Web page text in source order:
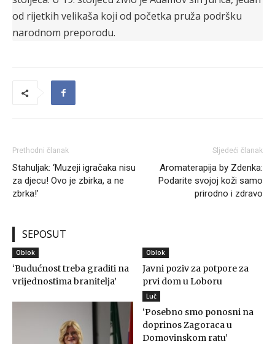
od rijetkih velikaša koji od početka pruža podršku
narodnom preporodu.
Prethodni članak
Stahuljak: ‘Muzeji igračaka nisu
za djecu! Ovo je zbirka, a ne
zbrka!’
Sljedeći članak
Aromaterapija by Zdenka:
Podarite svojoj koži samo
prirodno i zdravo
SEPOSUT
Oblok
‘Budućnost treba graditi na
vrijednostima branitelja’
Oblok
Javni poziv za potpore za
prvi dom u Loboru
Luč
‘Posebno smo ponosni na
doprinos Zagoraca u
Domovinskom ratu’